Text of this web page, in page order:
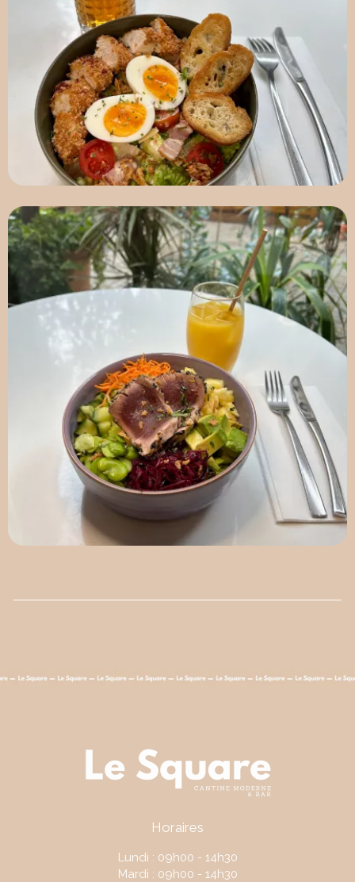
Horaires
Lundi : 09h00 - 14h30
Mardi : 09h00 - 14h30